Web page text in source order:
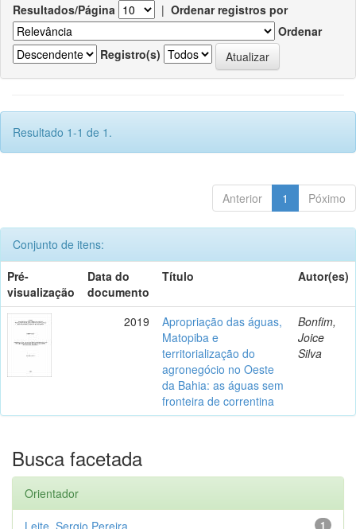
Resultados/Página | Ordenar registros por
Ordenar
Registro(s)
Resultado 1-1 de 1.
Anterior 1 Póximo
Conjunto de itens:
Pré-
visualização
Data do
documento
Título Autor(es)
2019
Apropriação das águas,
Matopiba e
territorialização do
agronegócio no Oeste
da Bahia: as águas sem
fronteira de correntina
Bonfim,
Joice
Silva
Busca facetada
Orientador
1
Leite, Sergio Pereira